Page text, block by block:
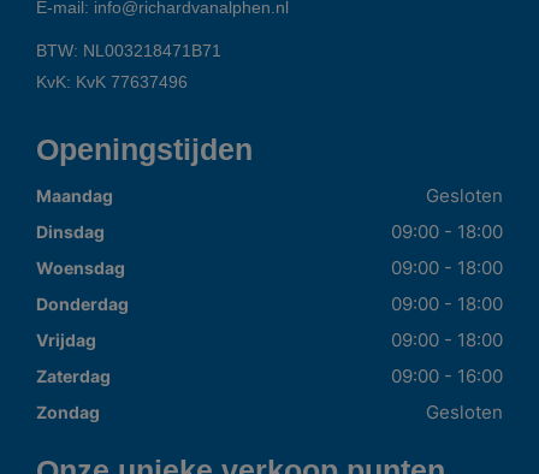
E-mail: info@richardvanalphen.nl
BTW: NL003218471B71
KvK: KvK 77637496
Openingstijden
Maandag Gesloten
Dinsdag 09:00 - 18:00
Woensdag 09:00 - 18:00
Donderdag 09:00 - 18:00
Vrijdag 09:00 - 18:00
Zaterdag 09:00 - 16:00
Zondag Gesloten